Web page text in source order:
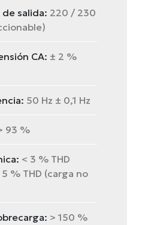
de salida: 220 / 230
CA: ± 2 %
50 Hz ± 0,1 Hz
93 %
< 3 % THD
% THD (carga no
> 150 %